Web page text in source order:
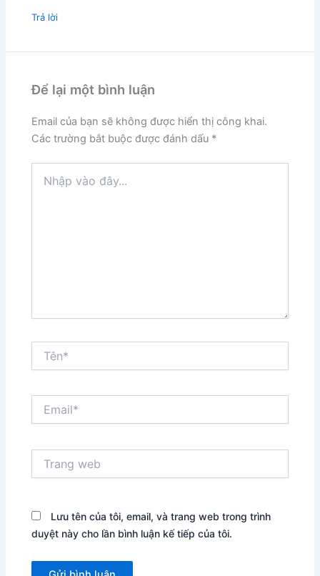
Trả lời
Để lại một bình luận
Email của bạn sẽ không được hiển thị công khai.
Các trường bắt buộc được đánh dấu *
vào
web
Lưu tên của tôi, email, và trang web trong trình
duyệt này cho lần bình luận kế tiếp của tôi.